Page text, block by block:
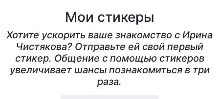
Мои стикеры
Хотите ускорить ваше знакомство с Ирина
Чистякова? Отправьте ей свой первый
стикер. Общение с помощью стикеров
увеличивает шансы познакомиться в три
раза.